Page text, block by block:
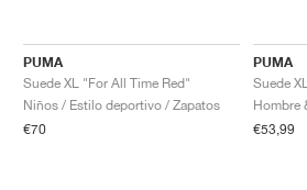
PUMA
Suede XL "For All Time Red"
Niños / Estilo deportivo / Zapatos
€70
PUMA
€53,99